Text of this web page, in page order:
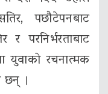
पछौटेपनबाट
र परनिर्भरताबाट
युवाको रचनात्मक
छन् ।